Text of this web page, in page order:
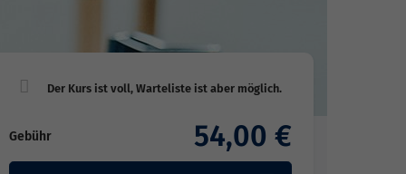
Gebühr 54,00 €